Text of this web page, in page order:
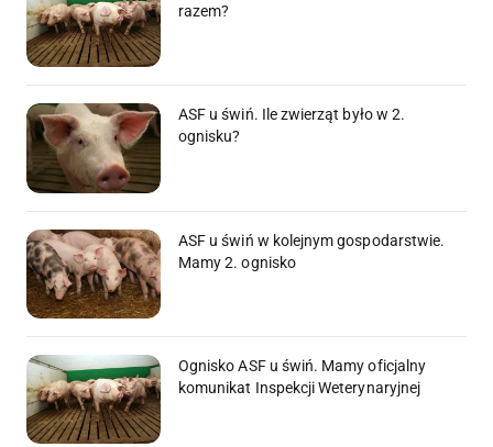
razem?
ASF u świń. Ile zwierząt było w 2.
ognisku?
ASF u świń w kolejnym gospodarstwie.
Mamy 2. ognisko
Ognisko ASF u świń. Mamy oficjalny
komunikat Inspekcji Weterynaryjnej